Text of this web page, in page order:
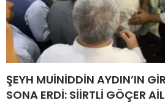
ŞEYH MUİNİDDİN AYDIN’IN
SONA ERDİ: SİİRTLİ GÖÇER